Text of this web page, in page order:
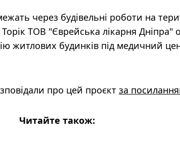
через будівельні роботи на
ТОВ "Єврейська лікарня Дніпра"
житлових будинків під медичний
про цей проєкт за
Читайте також: